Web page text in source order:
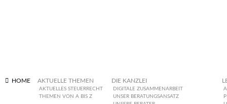
HOME AKTUELLE THEMEN
AKTUELLES STEUERRECHT
THEMEN VON A BIS Z
DIE KANZLEI
DIGITALE ZUSAMMENARBEIT
UNSER BERATUNGSANSATZ